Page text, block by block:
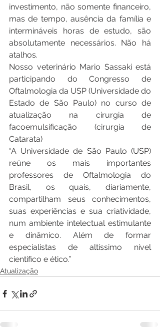
investimento, não somente financeiro,
mas de tempo, ausência da família e
intermináveis horas de estudo, são
absolutamente necessários. Não há
atalhos.
Nosso veterinário Mario Sassaki está
participando do Congresso de
Oftalmologia da USP (Universidade do
Estado de São Paulo) no curso de
atualização na cirurgia de
facoemulsificação (cirurgia de
Catarata)
“A Universidade de São Paulo (USP)
reúne os mais importantes
professores de Oftalmologia do
Brasil, os quais, diariamente,
compartilham seus conhecimentos,
suas experiências e sua criatividade,
num ambiente intelectual estimulante
e dinâmico. Além de formar
especialistas de altíssimo nível
científico e ético.”
Atualização